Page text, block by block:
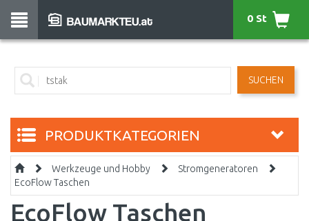
SUCHEN
0 St
PRODUKTKATEGORIEN
Werkzeuge und Hobby
Stromgeneratoren
EcoFlow Taschen
EcoFlow Taschen